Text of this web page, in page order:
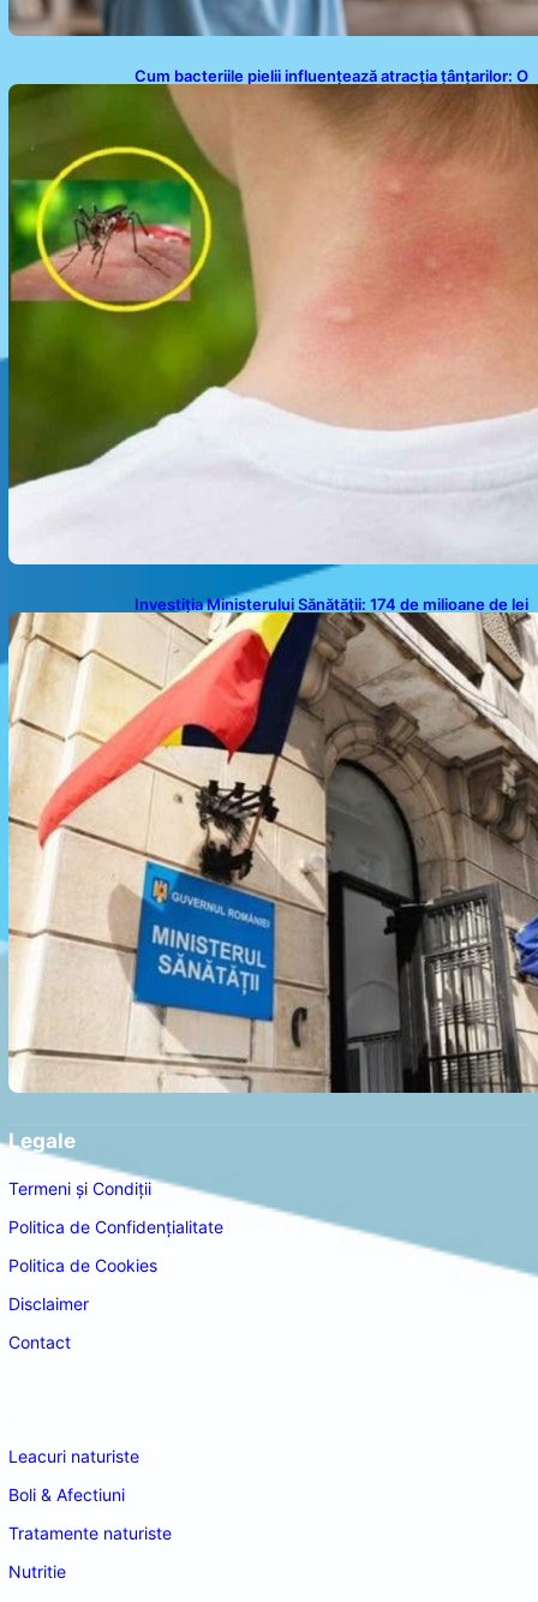
Cum bacteriile pielii influențează atracția țânțarilor: O
nouă viziune asupra alegerii victimelor
Investiția Ministerului Sănătății: 174 de milioane de lei
pentru modernizarea sistemului sanitar din România
Legale
Termeni și Condiții
Politica de Confidențialitate
Politica de Cookies
Disclaimer
Contact
Leacuri naturiste
Boli & Afectiuni
Tratamente naturiste
Nutritie